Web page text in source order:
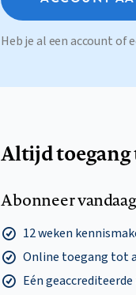
Heb je al een account of
Altijd toegang
Abonneer
12 weken
Online toegang tot
Eén